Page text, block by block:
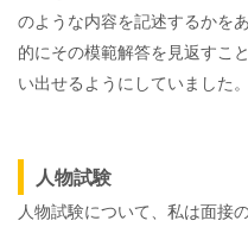
のような内容を記述するかを
的にその模範解答を見返すこ
い出せるようにしていました。
人物試験
人物試験について、私は面接